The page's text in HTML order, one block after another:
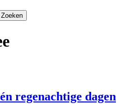
regenachtige dagen